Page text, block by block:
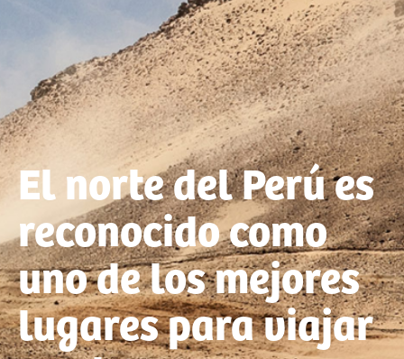
El norte del Perú es
reconocido como
uno de los mejores
lugares para viajar